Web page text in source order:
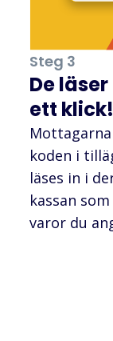
Steg 3
De
ett klick!
koden i
läses in i
kassan
varor du